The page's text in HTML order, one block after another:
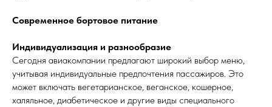
Современное бортовое питание
Индивидуализация и разнообразие
Сегодня авиакомпании предлагают широкий выбор меню,
учитывая индивидуальные предпочтения пассажиров. Это
может включать вегетарианское, веганское, кошерное,
халяльное, диабетическое и другие виды специального